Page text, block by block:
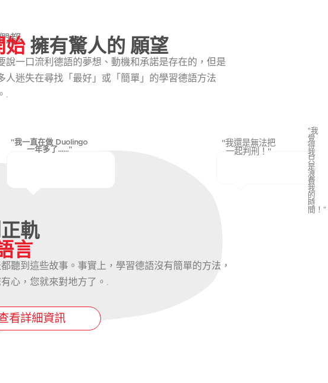
都
始擁有驚人的 願望
說一口流利德語的夢想、動機和承諾是存在的，但是
人迷失在尋找「最好」或「簡單」的學習德語方法
.
"我一直在做 Duolingo
一年多了......"
"我還是無法把
一起判刑！"
"我
覺
得
我
只
是
浪
費
我
的
時
間！"
軌
言
聽到這些故事。事實上，學習德語沒有簡單的方法，
心，您就來對地方了。.
看詳細資訊